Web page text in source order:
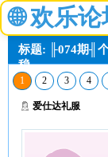
🌐 欢乐论
标题: ╟074期╢
稳。
1 2 3 4
爱仕达礼服